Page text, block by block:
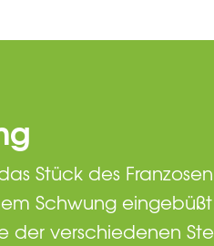
Stück des
Schwung
der verschiedenen